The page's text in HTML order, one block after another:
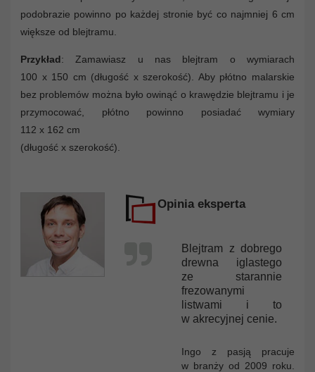
podobrazie powinno po każdej stronie być co najmniej 6 cm
większe od blejtramu.
Przykład: Zamawiasz u nas blejtram o wymiarach
100 x 150 cm (długość x szerokość). Aby płótno malarskie
bez problemów można było owinąć o krawędzie blejtramu i je
przymocować, płótno powinno posiadać wymiary
112 x 162 cm
(długość x szerokość).
Opinia eksperta
Blejtram z dobrego
drewna iglastego
ze starannie
frezowanymi
listwami i to
w akrecyjnej cenie.
Ingo z pasją pracuje
w branży od 2009 roku.